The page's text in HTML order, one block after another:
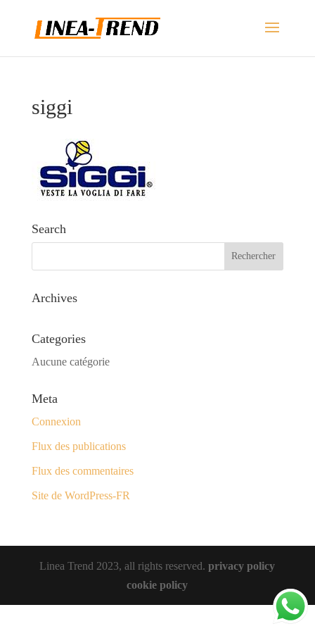
siggi
Search
Archives
Categories
Aucune catégorie
Meta
Connexion
Flux des publications
Flux des commentaires
Site de WordPress-FR
Linea Trend 2023, all rights reserved.privacy policy
cookie policy